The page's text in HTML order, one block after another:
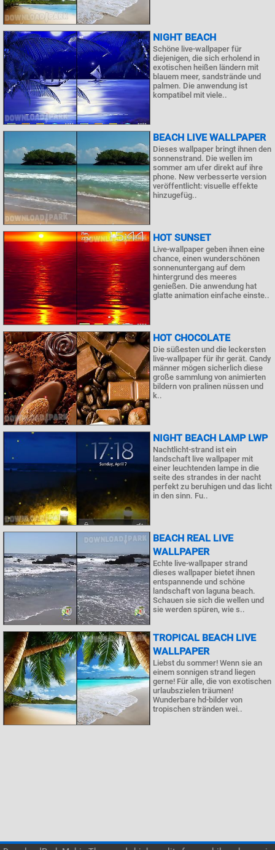
NIGHT BEACH
Schöne live-wallpaper für
diejenigen, die sich erholend in
exotischen heißen ländern mit
blauem meer, sandstrände und
palmen. Die anwendung ist
kompatibel mit viele..
BEACH LIVE WALLPAPER
Dieses wallpaper bringt ihnen den
sonnenstrand. Die wellen im
sommer am ufer direkt auf ihre
phone. New verbesserte version
veröffentlicht: visuelle effekte
hinzugefüg..
HOT SUNSET
Live-wallpaper geben ihnen eine
chance, einen wunderschönen
sonnenuntergang auf dem
hintergrund des meeres
genießen. Die anwendung hat
glatte animation einfache einste..
HOT CHOCOLATE
Die süßesten und die leckersten
live-wallpaper für ihr gerät. Candy
männer mögen sicherlich diese
große sammlung von animierten
bildern von pralinen nüssen und
k..
NIGHT BEACH LAMP LWP
Nachtlicht-strand ist ein
landschaft live wallpaper mit
einer leuchtenden lampe in die
seite des strandes in der nacht
perfekt zu beruhigen und das licht
in den sinn. Fu..
BEACH REAL LIVE
WALLPAPER
Echte live-wallpaper strand
dieses wallpaper bietet ihnen
entspannende und schöne
landschaft von laguna beach.
Schauen sie sich die wellen und
sie werden spüren, wie s..
TROPICAL BEACH LIVE
WALLPAPER
Liebst du sommer! Wenn sie an
einem sonnigen strand liegen
gerne! Für alle, die von exotischen
urlaubszielen träumen!
Wunderbare hd-bilder von
tropischen stränden wei..